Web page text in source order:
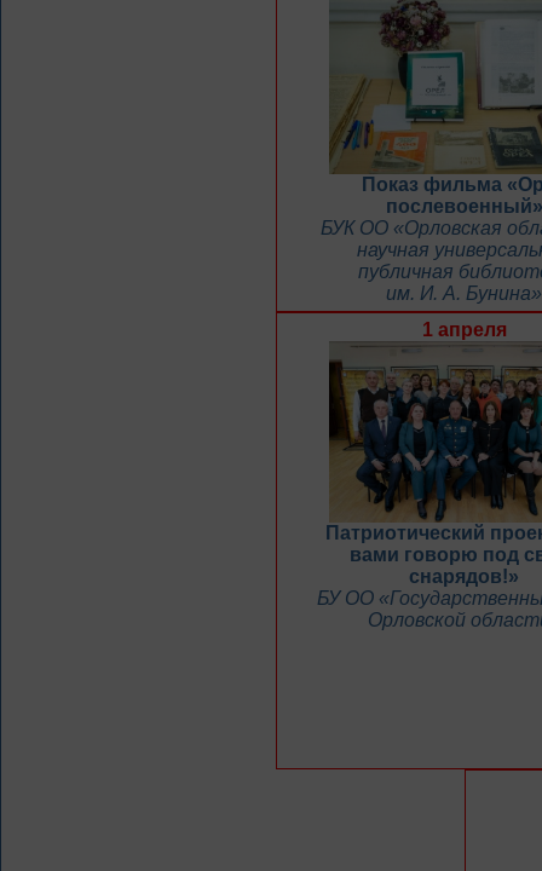
Показ фильма
послевоенный»
БУК ОО «Орловская
научная
публичная
им. И. А. Бунина»
1 апреля
Патриотический
вами говорю под
снарядов!»
БУ ОО
Орловской